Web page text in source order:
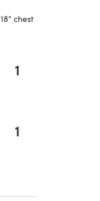
18" chest
1
1